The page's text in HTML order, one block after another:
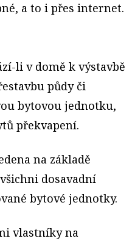
a to i přes internet.
li v domě k výstavbě
půdy či
bytovou jednotku,
překvapení.
na základě
dosavadní
bytové jednotky.
vlastníky na